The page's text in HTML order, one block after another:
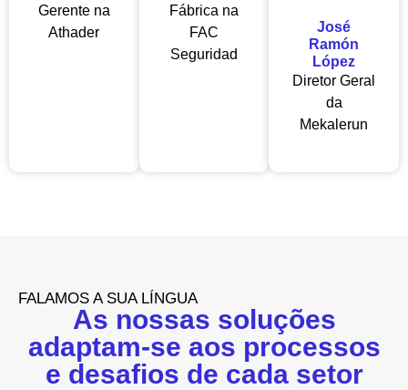
Gerente na
Athader
Fábrica na
FAC
Seguridad
José
Ramón
López
Diretor Geral
da
Mekalerun
FALAMOS A SUA LÍNGUA
As nossas soluções
adaptam-se aos processos
e desafios de cada setor